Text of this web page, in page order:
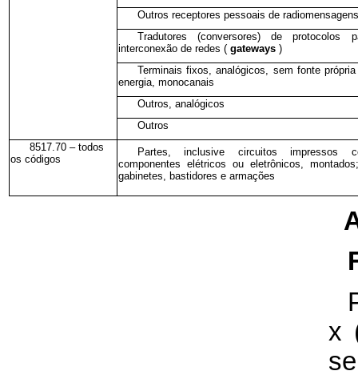
Outros receptores pessoais de radiomensagens
Tradutores (conversores) de protocolos
interconexão de redes ( gateways )
Terminais fixos, analógicos, sem fonte
energia, monocanais
Outros, analógicos
Outros
8517.70 – todos
os códigos
Partes, inclusive circuitos impressos
componentes elétricos ou eletrônicos,
gabinetes, bastidores e armações
x